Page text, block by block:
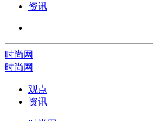
资讯
时尚网
时尚网
观点
资讯